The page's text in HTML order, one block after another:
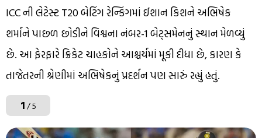
ICC ની લેટેસ્ટ T20 બેટિંગ રેન્કિંગમાં ઈશાન કિશને અભિષેક
શર્માને પાછળ છોડીને વિશ્વના નંબર-1 બેટ્સમેનનું સ્થાન મેળવ્યું
છે. આ ફેરફારે ક્રિકેટ ચાહકોને આશ્ચર્યમાં મૂકી દીધા છે, કારણ કે
તાજેતરની શ્રેણીમાં અભિષેકનું પ્રદર્શન પણ સારું રહ્યું હતું.
1/ 5